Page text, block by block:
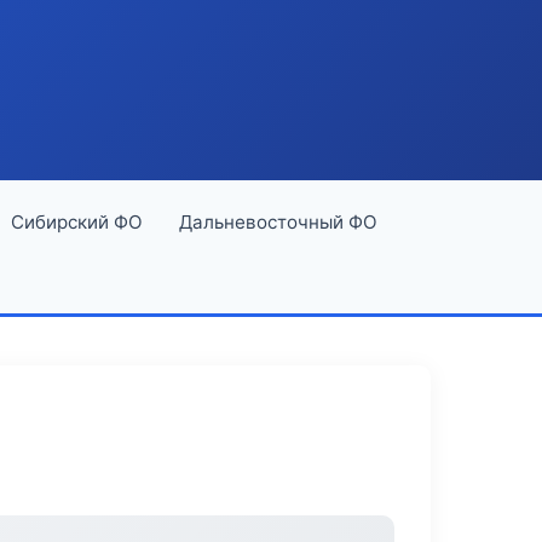
Сибирский ФО Дальневосточный ФО